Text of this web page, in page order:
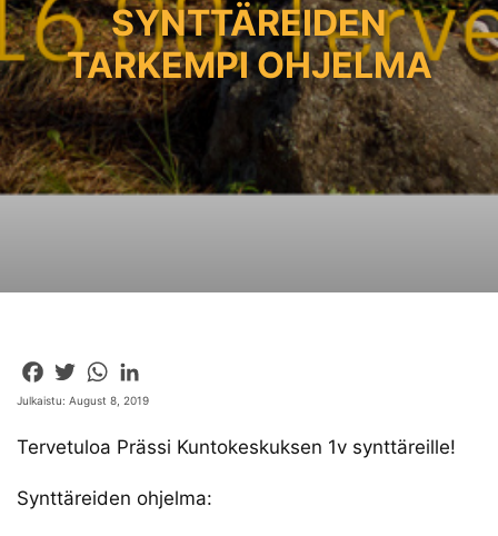
SYNTTÄREIDEN
TARKEMPI OHJELMA
Facebook
TwitterWhatsApp
Julkaistu: August 8, 2019
Tervetuloa Prässi Kuntokeskuksen 1v synttäreille!
Synttäreiden ohjelma: